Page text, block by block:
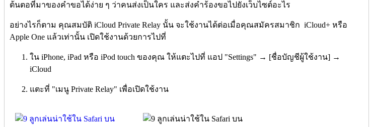
ต้นตอที่มาของคำขอได้ง่าย ๆ ว่าคนส่งเป็นใคร และส่งคำร้องขอไปยังเว็บไซต์อะไร
อย่างไรก็ตาม คุณสมบัติ iCloud Private Relay นั้น จะใช้งานได้ต่อเมื่อคุณสมัครสมาชิก iCloud+ หรือ
Apple One แล้วเท่านั้น เปิดใช้งานด้วยการไปที่
ใน iPhone, iPad หรือ iPod touch ของคุณ ให้แตะไปที่ แอป "Settings" → [ชื่อบัญชีผู้ใช้งาน] →
iCloud
แตะที่ "เมนู Private Relay" เพื่อเปิดใช้งาน